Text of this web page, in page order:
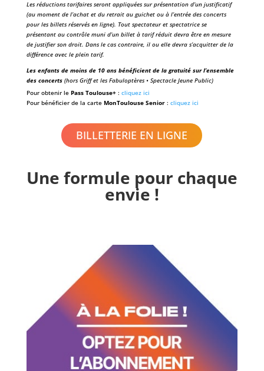
Les réductions tarifaires seront appliquées sur présentation d’un justificatif
(au moment de l’achat et du retrait au guichet ou à l’entrée des concerts
pour les billets réservés en ligne). Tout spectateur et spectatrice se
présentant au contrôle muni d’un billet à tarif réduit devra être en mesure
de justifier son droit. Dans le cas contraire, il ou elle devra s’acquitter de la
différence avec le plein tarif.
Les enfants de moins de 10 ans bénéficient de la gratuité sur l’ensemble
des concerts (hors Griff et les Fabuloptères • Spectacle Jeune Public)
Pour obtenir le Pass Toulouse+: cliquez ici
Pour bénéficier de la carte MonToulouse Senior: cliquez ici
BILLETTERIE EN LIGNE
Une formule pour chaque
envie !